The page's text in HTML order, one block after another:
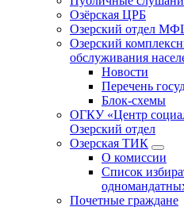
Озёрская ЦРБ
Озерский отдел
Озерский
обслуживания
Новости
Перечень
Блок-схемы
ОГКУ «Центр
Озерский отдел
Озерская ТИК
О комиссии
Список
Почетные граждане